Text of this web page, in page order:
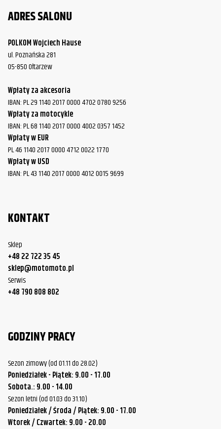
ADRES SALONU
POLKOM Wojciech Hause
ul. Poznańska 281
05-850 Ołtarzew
Wpłaty za akcesoria
IBAN: PL 29 1140 2017 0000 4702 0780 9256
Wpłaty za motocykle
IBAN: PL 68 1140 2017 0000 4002 0357 1452
Wpłaty w EUR
PL 46 1140 2017 0000 4712 0022 1770
Wpłaty w USD
IBAN: PL 43 1140 2017 0000 4012 0015 9699
KONTAKT
Sklep
+48 22 722 35 45
sklep@motomoto.pl
Serwis
+48 790 808 802
GODZINY PRACY
Sezon zimowy (od 01.11 do 28.02)
Poniedziałek - Piątek: 9.00 - 17.00
Sobota.: 9.00 - 14.00
Sezon letni (od 01.03 do 31.10)
Poniedziałek / Środa / Piątek: 9.00 - 17.00
Wtorek / Czwartek: 9.00 - 20.00